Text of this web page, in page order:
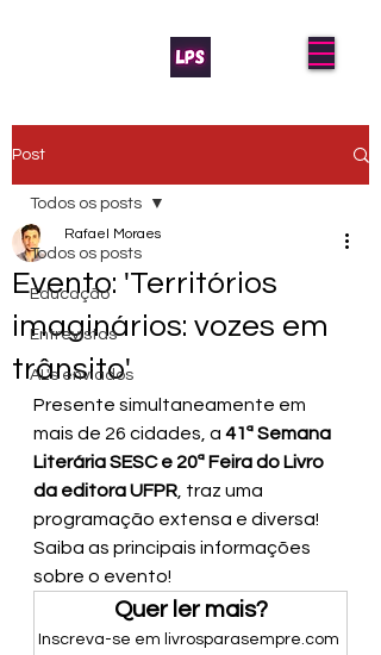
Post
Todos os posts
Educação
Entrevistas
AL's enviados
Todos os posts
Evento: 'Territórios
imaginários: vozes em
trânsito'
Rafael Moraes
Presente simultaneamente em
mais de 26 cidades, a 41ª Semana
Literária SESC e 20ª Feira do Livro
da editora UFPR , traz uma
programação extensa e diversa!
Saiba as principais informações
sobre o evento!
Quer ler mais?
Inscreva-se em livrosparasempre.com